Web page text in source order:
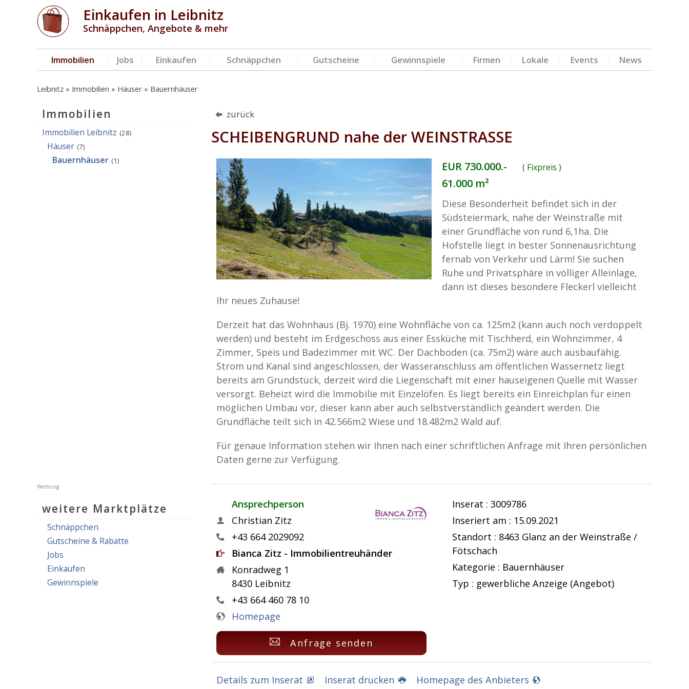
Einkaufen in Leibnitz
Schnäppchen, Angebote & mehr
Immobilien Jobs Einkaufen Schnäppchen Gutscheine Gewinnspiele Firmen Lokale Events News
Leibnitz Immobilien Häuser Bauernhäuser
zurück
SCHEIBENGRUND nahe der WEINSTRASSE
EUR 730.000.- ( Fixpreis )
61.000 m²
Diese Besonderheit befindet sich in der
Südsteiermark, nahe der Weinstraße mit
einer Grundfläche von rund 6,1ha. Die
Hofstelle liegt in bester Sonnenausrichtung
fernab von Verkehr und Lärm! Sie suchen
Ruhe und Privatsphäre in völliger Alleinlage,
dann ist dieses besondere Fleckerl vielleicht
Ihr neues Zuhause!
Derzeit hat das Wohnhaus (Bj. 1970) eine Wohnfläche von ca. 125m2 (kann auch noch verdoppelt
werden) und besteht im Erdgeschoss aus einer Essküche mit Tischherd, ein Wohnzimmer, 4
Zimmer, Speis und Badezimmer mit WC. Der Dachboden (ca. 75m2) wäre auch ausbaufähig.
Strom und Kanal sind angeschlossen, der Wasseranschluss am öffentlichen Wassernetz liegt
bereits am Grundstück, derzeit wird die Liegenschaft mit einer hauseigenen Quelle mit Wasser
versorgt. Beheizt wird die Immobilie mit Einzelöfen. Es liegt bereits ein Einreichplan für einen
möglichen Umbau vor, dieser kann aber auch selbstverständlich geändert werden. Die
Grundfläche teilt sich in 42.566m2 Wiese und 18.482m2 Wald auf.
Für genaue Information stehen wir Ihnen nach einer schriftlichen Anfrage mit Ihren persönlichen
Daten gerne zur Verfügung.
Ansprechperson
Christian Zitz
+43 664 2029092
Bianca Zitz - Immobilientreuhänder
Konradweg 1
8430 Leibnitz
+43 664 460 78 10
Homepage
Anfrage senden
Inserat : 3009786
Inseriert am : 15.09.2021
Standort : 8463 Glanz an der Weinstraße /
Fötschach
Kategorie : Bauernhäuser
Typ : gewerbliche Anzeige (Angebot)
Details zum Inserat Inserat drucken Homepage des Anbieters
Immobilien
Immobilien Leibnitz (28)
Häuser (7)
Bauernhäuser (1)
weitere Marktplätze
Schnäppchen
Gutscheine & Rabatte
Jobs
Einkaufen
Gewinnspiele